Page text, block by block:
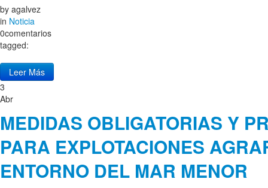
by agalvez
in Noticia
0comentarios
tagged:
Leer Más
3
Abr
MEDIDAS OBLIGATORIAS Y
PARA EXPLOTACIONES
ENTORNO DEL MAR MENOR